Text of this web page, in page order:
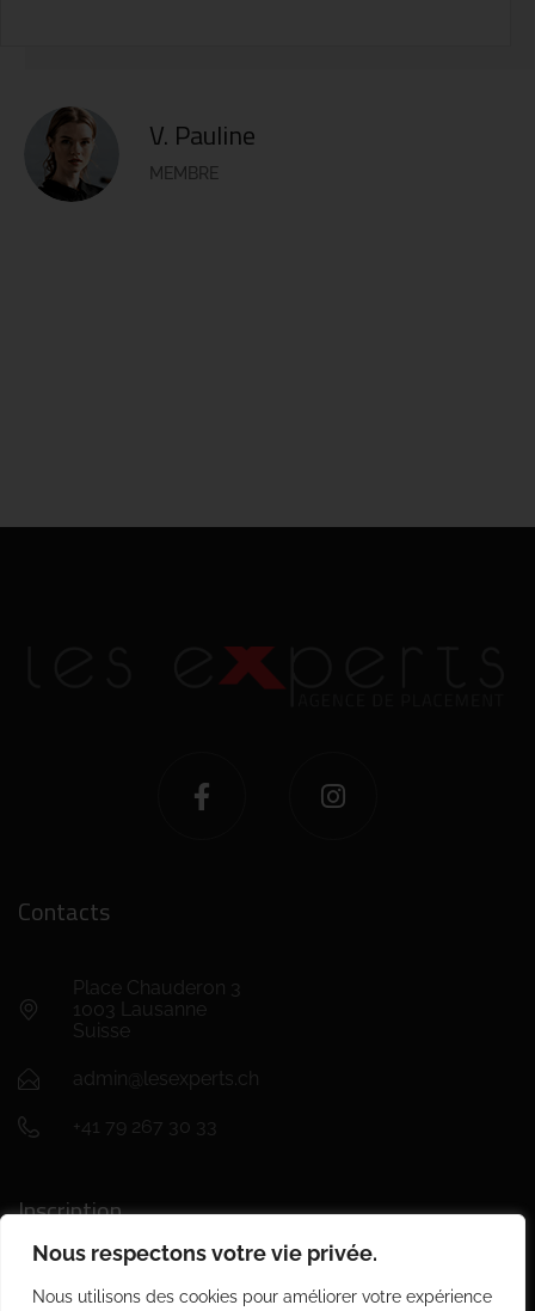
Nous respectons votre vie privée.
Nous utilisons des cookies pour améliorer votre expérience
V. Pauline
MEMBRE
Contacts
Place Chauderon 3
1003 Lausanne
Suisse
admin@lesexperts.ch
+41 79 267 30 33
Inscription